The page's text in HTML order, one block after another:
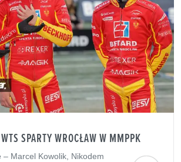
SPARTY WROCŁAW W MMPPK
– Marcel Kowolik, Nikodem